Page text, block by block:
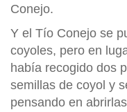
Conejo.
Y el Tío Conejo se
coyoles, pero en
había recogido dos
semillas de coyol y
pensando en